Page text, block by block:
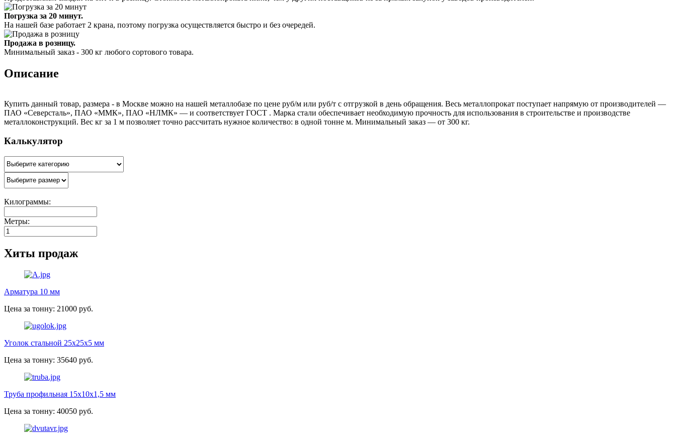
Погрузка за 20 минут.
На нашей базе работает 2 крана, поэтому погрузка осуществляется быстро и без очередей.
Продажа в розницу.
Минимальный заказ - 300 кг любого сортового товара.
Описание
Купить данный товар, размера - в Москве можно на нашей металлобазе по цене руб/м или руб/т с отгрузкой в день обращения. Весь металлопрокат поступает напрямую от производителей —
ПАО «Северсталь», ПАО «ММК», ПАО «НЛМК» — и соответствует ГОСТ . Марка стали обеспечивает необходимую прочность для использования в строительстве и производстве
металлоконструкций. Вес кг за 1 м позволяет точно рассчитать нужное количество: в одной тонне м. Минимальный заказ — от 300 кг.
Калькулятор
Килограммы:
Метры:
Хиты продаж
Арматура 10 мм
Цена за тонну: 21000 руб.
Уголок стальной 25х25х5 мм
Цена за тонну: 35640 руб.
Труба профильная 15х10х1,5 мм
Цена за тонну: 40050 руб.